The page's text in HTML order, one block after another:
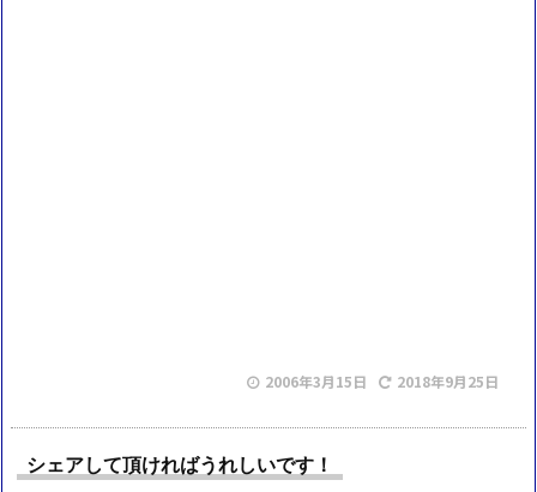
2006年3月15日 2018年9月25日
シェアして頂ければうれしいです！